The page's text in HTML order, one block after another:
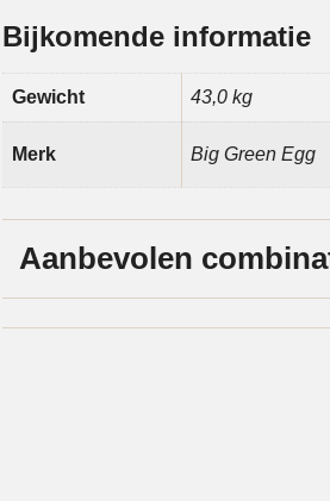
Bijkomende informatie
Gewicht 43,0 kg
Merk Big Green Egg
Aanbevolen